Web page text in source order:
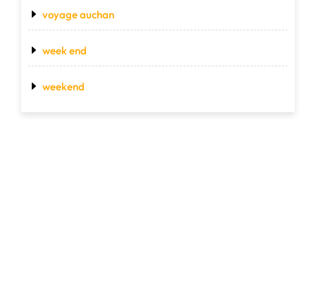
voyage auchan
week end
weekend